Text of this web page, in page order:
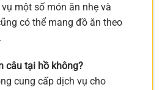
một số món ăn nhẹ và
có thể mang đồ ăn theo
câu tại hồ không?
cung cấp dịch vụ cho